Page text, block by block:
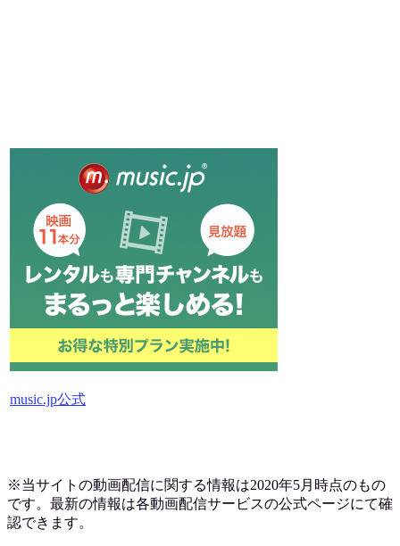
music.jp公式
※当サイトの動画配信に関する情報は2020年5月時点のもの
です。最新の情報は各動画配信サービスの公式ページにて確
認できます。